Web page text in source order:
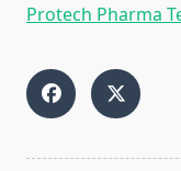
Protech Pharma